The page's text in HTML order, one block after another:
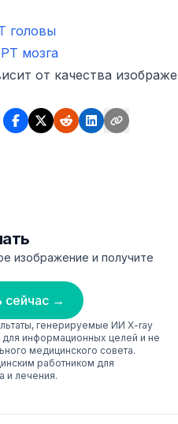
головы
мозга
от качества
изображение и получите
сейчас →
генерируемые ИИ X-ray
информационных целей и не
медицинского совета.
работником для
и лечения.